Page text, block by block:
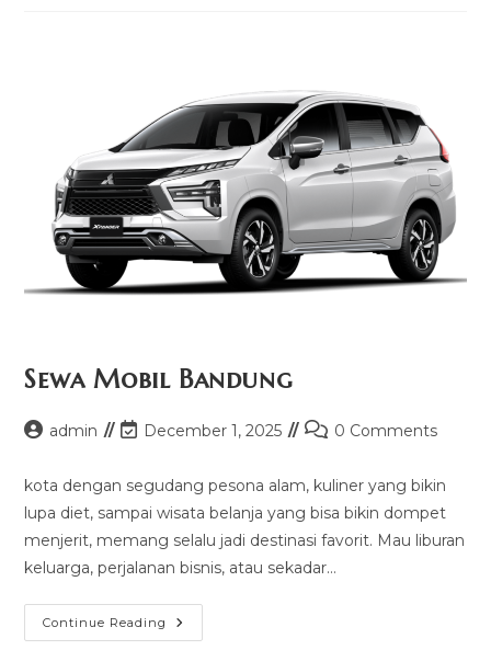
Sewa Mobil Bandung
Postadmin
Post
modified:
December 1, 2025
Post0 Comments
kota dengan segudang pesona alam, kuliner yang bikin
lupa diet, sampai wisata belanja yang bisa bikin dompet
menjerit, memang selalu jadi destinasi favorit. Mau liburan
keluarga, perjalanan bisnis, atau sekadar…
Continue Reading Sewa
Mobil